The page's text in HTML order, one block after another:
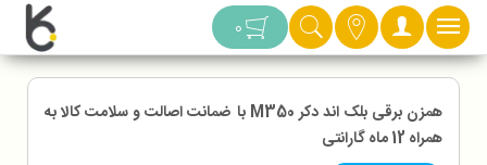
دسته بندی 0
همزن برقی بلک اند دکر M350 با ضمانت اصالت و سلامت کالا به
همراه 12 ماه گارانتی